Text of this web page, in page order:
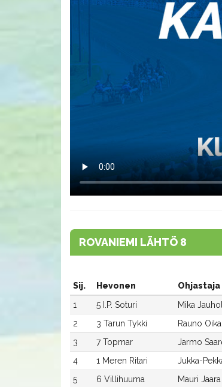
ROVANIEMI LÄHTÖ 8
Sij. Hevonen Ohjastaja
1
5 I.P. Soturi Mika
2
3 Tarun Tykki Rauno
3
7 Topmar Jarmo
4
1 Meren Ritari Jukka-
5
6 Villihuuma Mauri Jaara